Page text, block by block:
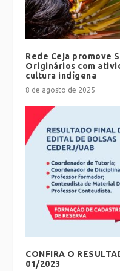
Rede Ceja promove
Originários com
cultura indígena
8 de agosto de 2025
CONFIRA O
01/2023